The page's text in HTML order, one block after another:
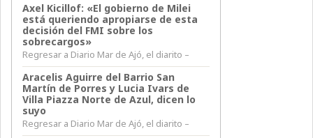
Axel Kicillof: «El gobierno de Milei
está queriendo apropiarse de esta
decisión del FMI sobre los
sobrecargos»
Regresar a Diario Mar de Ajó, el diarito –
Aracelis Aguirre del Barrio San
Martín de Porres y Lucia Ivars de
Villa Piazza Norte de Azul, dicen lo
suyo
Regresar a Diario Mar de Ajó, el diarito –